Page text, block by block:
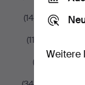
(148)
(113)
(3)
Weitere